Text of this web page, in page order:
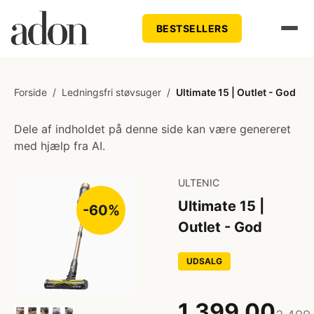
BESTSELLERS
Forside / Ledningsfri støvsuger / Ultimate 15 | Outlet - God
Dele af indholdet på denne side kan være genereret
med hjælp fra AI.
-60%
ULTENIC
Ultimate 15 |
Outlet - God
UDSALG